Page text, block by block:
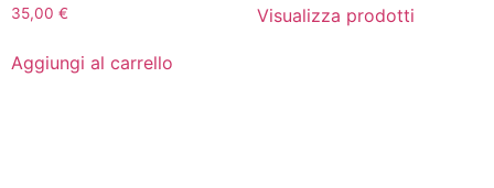
35,00 €
Aggiungi al carrello
Visualizza prodotti